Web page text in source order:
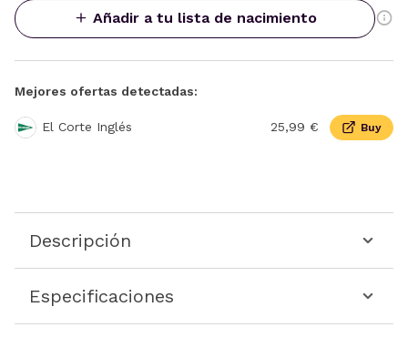
Añadir a tu lista de nacimiento
Mejores ofertas detectadas:
El Corte Inglés 25,99 € Buy
Descripción
Especificaciones